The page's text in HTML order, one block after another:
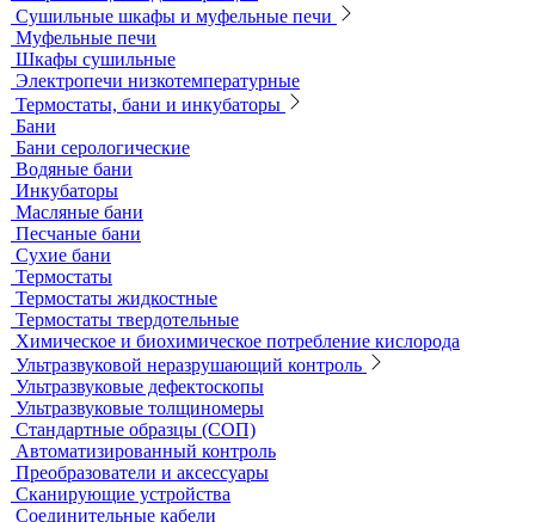
Ареометры
Калибровочные расстворы и реагенты
Комплектующие для КФК
Принадлежности к штативам
Специальные наборы для фотометров
Стекла предметные и покровные
Системы капиллярного электрофореза
Стерилизация и дезинфекция
Сушильные шкафы и муфельные печи
Муфельные печи
Шкафы сушильные
Электропечи низкотемпературные
Термостаты, бани и инкубаторы
Бани
Бани серологические
Водяные бани
Инкубаторы
Масляные бани
Песчаные бани
Сухие бани
Термостаты
Термостаты жидкостные
Термостаты твердотельные
Химическое и биохимическое потребление кислорода